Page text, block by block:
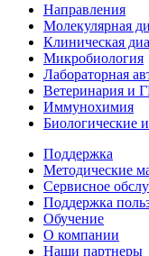
Направления
Молекулярная
Клиническая
Микробиология
Лабораторная
Ветеринария и
Иммунохимия
Биологические
Поддержка
Методические
Сервисное
Поддержка
Обучение
О компании
Наши партнеры